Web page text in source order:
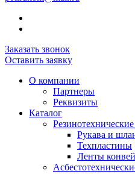
Заказать звонок
Оставить заявку
О компании
Партнеры
Реквизиты
Каталог
Рукава и
Техпластины
Ленты